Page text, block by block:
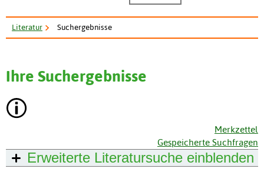
Literatur Suchergebnisse
Ihre Suchergebnisse
Merkzettel
Gespeicherte Suchfragen
Erweiterte Literatursuche einblenden